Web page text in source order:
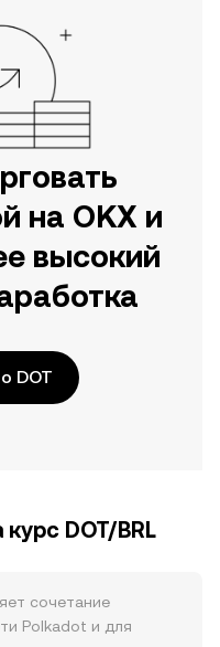
на OKX и
высокий
DOT
DOT/BRL
сочетание
Polkadot и для